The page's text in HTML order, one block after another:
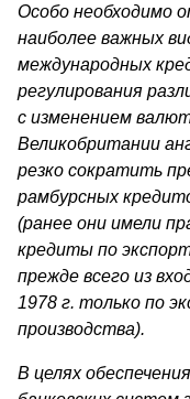
Особо необходимо
наиболее важных
международных
регулирования
с из­менением
Великобритании
резко сократить
рамбурсных
(ранее они имели
кредиты по
прежде всего из
1978 г. только по
производства).
В целях